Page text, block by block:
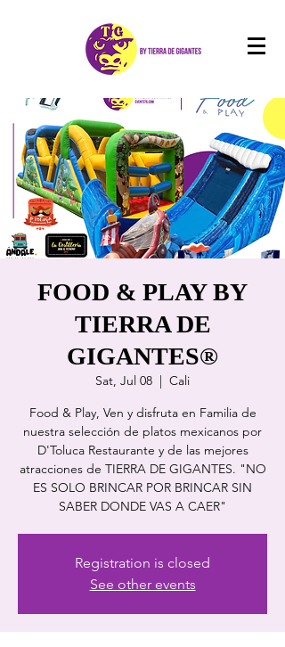
FOOD & PLAY BY
TIERRA DE
GIGANTES®
Sat, Jul 08
  |
Cali
Food & Play, Ven y disfruta en Familia de
nuestra selección de platos mexicanos por
D'Toluca Restaurante y de las mejores
atracciones de TIERRA DE GIGANTES. "NO
ES SOLO BRINCAR POR BRINCAR SIN
SABER DONDE VAS A CAER"
Registration is closed
See other events